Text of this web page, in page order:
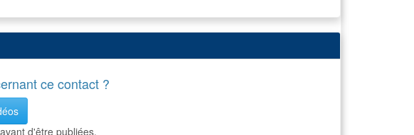
ce contact ?
d'être publiées.